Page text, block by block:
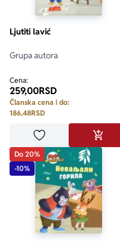
Ljutiti lavić
Grupa autora
Cena:
259,00RSD
Članska cena i do:
186,48RSD
Dodaj u omiljene
Do 20%
-10%
Ekranizovane knjige
E-knjige
Autori
Poezija
Biografija
Bojan Ljubenović
Milica Jakovljević Mir-Jam
Peter Handke
Elif Šafak